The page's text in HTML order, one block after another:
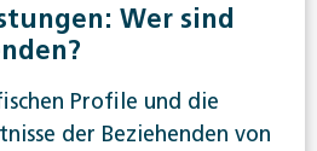
Wer sind
Profile und die
der Beziehenden von